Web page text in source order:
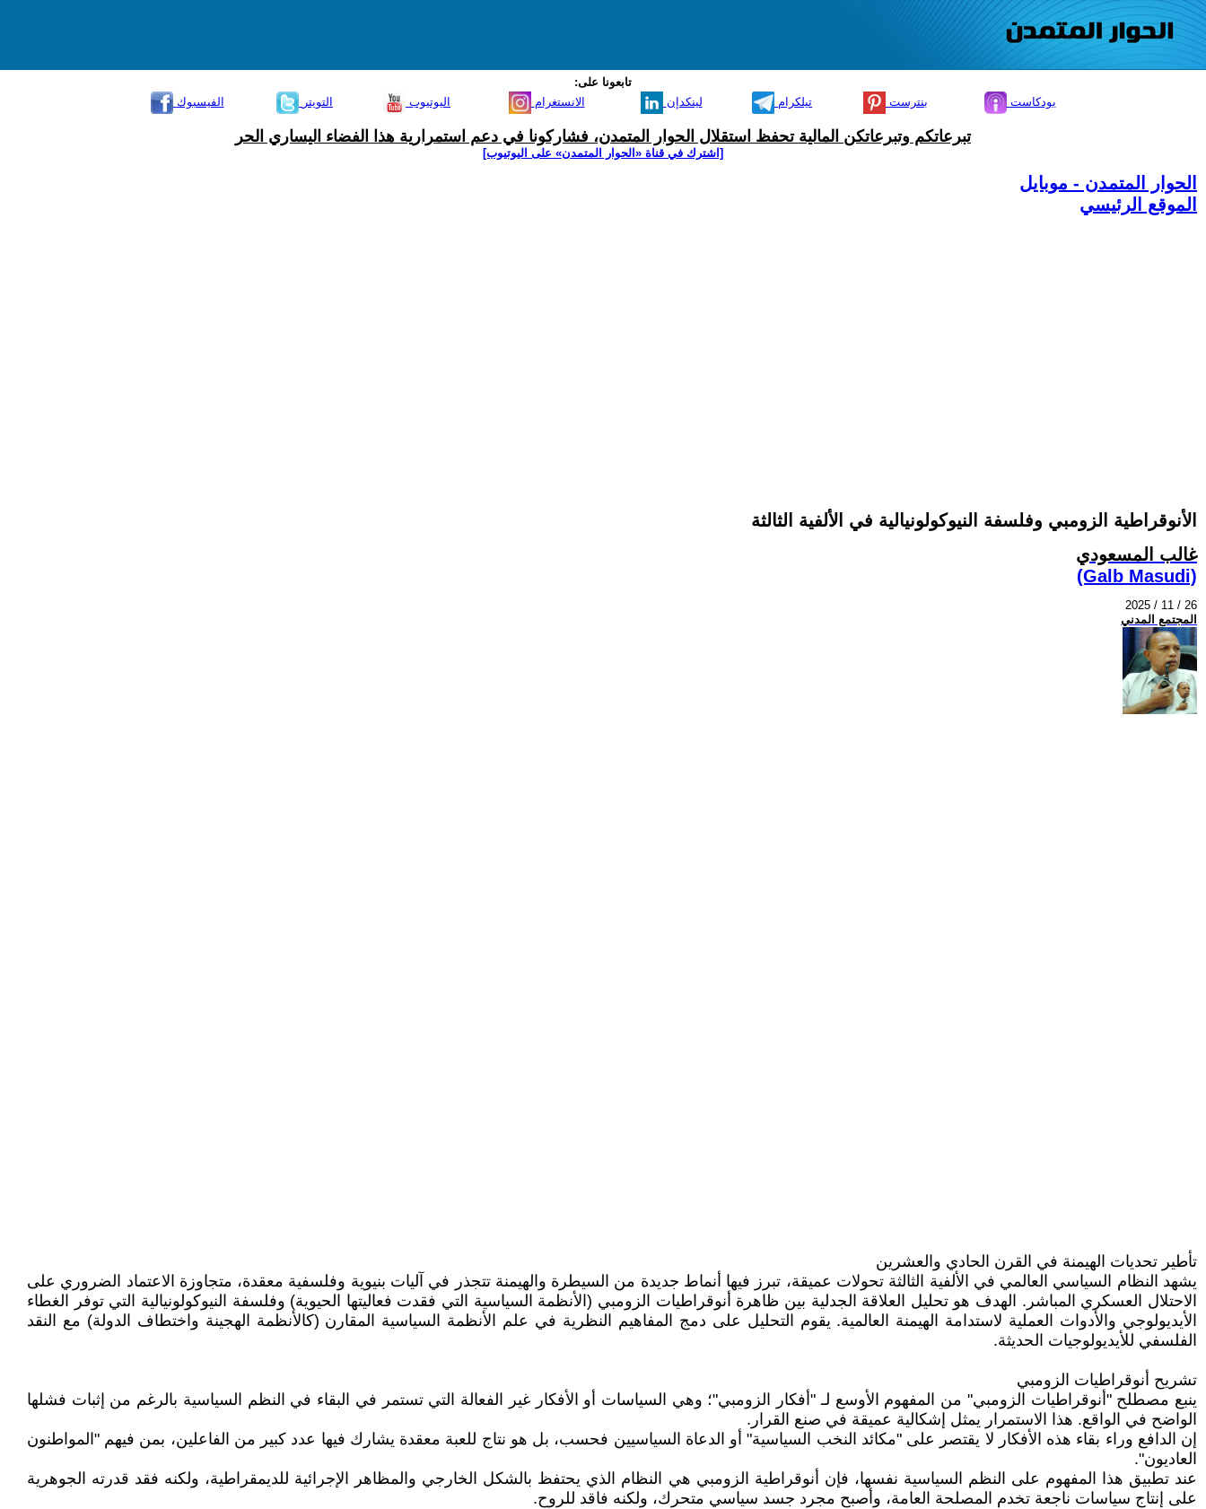
تابعونا على:
الفيسبوك
التويتر اليوتيوب الانستغرام لينكدإن تيلكرام بنترست بودكاست
تبرعاتكم وتبرعاتكن المالية تحفظ استقلال الحوار المتمدن، فشاركونا في دعم استمرارية هذا الفضاء اليساري الحر
[اشترك في قناة ‫«الحوار المتمدن» على اليوتيوب]
الحوار المتمدن - موبايل
الموقع الرئيسي
الأنوقراطية الزومبي وفلسفة النيوكولونيالية في الألفية الثالثة
غالب المسعودي
(Galb Masudi)
2025 / 11 / 26
المجتمع المدني
تأطير تحديات الهيمنة في القرن الحادي والعشرين
يشهد النظام السياسي العالمي في الألفية الثالثة تحولات عميقة، تبرز فيها أنماط جديدة من السيطرة والهيمنة تتجذر في آليات بنيوية وفلسفية معقدة، متجاوزة الاعتماد الضروري على
الاحتلال العسكري المباشر. الهدف هو تحليل العلاقة الجدلية بين ظاهرة أنوقراطيات الزومبي (الأنظمة السياسية التي فقدت فعاليتها الحيوية) وفلسفة النيوكولونيالية التي توفر الغطاء
الأيديولوجي والأدوات العملية لاستدامة الهيمنة العالمية. يقوم التحليل على دمج المفاهيم النظرية في علم الأنظمة السياسية المقارن (كالأنظمة الهجينة واختطاف الدولة) مع النقد
الفلسفي للأيديولوجيات الحديثة.
تشريح أنوقراطيات الزومبي
ينبع مصطلح "أنوقراطيات الزومبي" من المفهوم الأوسع لـ "أفكار الزومبي"؛ وهي السياسات أو الأفكار غير الفعالة التي تستمر في البقاء في النظم السياسية بالرغم من إثبات فشلها
الواضح في الواقع. هذا الاستمرار يمثل إشكالية عميقة في صنع القرار.
إن الدافع وراء بقاء هذه الأفكار لا يقتصر على "مكائد النخب السياسية" أو الدعاة السياسيين فحسب، بل هو نتاج للعبة معقدة يشارك فيها عدد كبير من الفاعلين، بمن فيهم "المواطنون
العاديون".
عند تطبيق هذا المفهوم على النظم السياسية نفسها، فإن أنوقراطية الزومبي هي النظام الذي يحتفظ بالشكل الخارجي والمظاهر الإجرائية للديمقراطية، ولكنه فقد قدرته الجوهرية
على إنتاج سياسات ناجعة تخدم المصلحة العامة، وأصبح مجرد جسد سياسي متحرك، ولكنه فاقد للروح.